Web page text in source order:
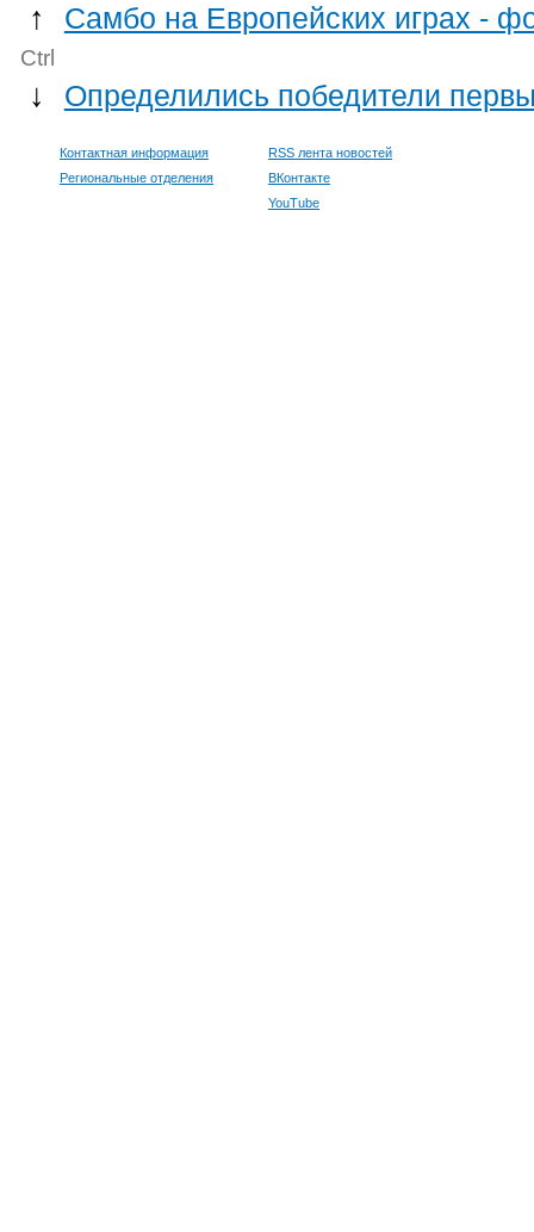
↑ Самбо на Европейских играх -
Ctrl
↓ Определились победители
Контактная информация
Региональные отделения
RSS лента новостей
ВКонтакте
YouTube